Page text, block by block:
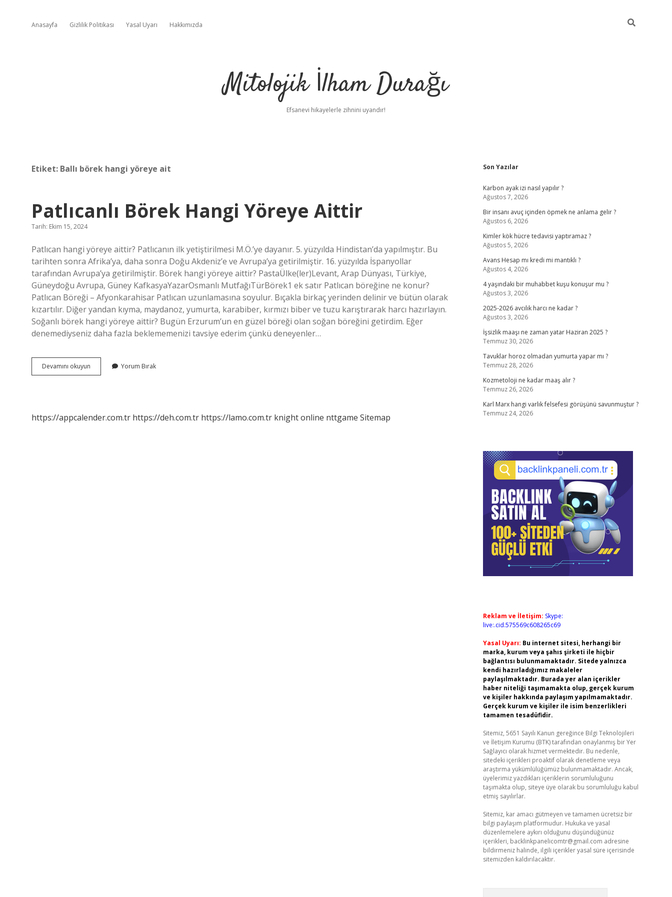
Anasayfa Gizlilik Politikası Yasal Uyarı Hakkımızda
Mitolojik İlham Durağı
Efsanevi hikayelerle zihnini uyandır!
Etiket: Ballı börek hangi yöreye ait
Patlıcanlı Börek Hangi Yöreye Aittir
Tarih: Ekim 15, 2024
Patlıcan hangi yöreye aittir? Patlıcanın ilk yetiştirilmesi M.Ö.’ye dayanır. 5. yüzyılda Hindistan’da yapılmıştır. Bu
tarihten sonra Afrika’ya, daha sonra Doğu Akdeniz’e ve Avrupa’ya getirilmiştir. 16. yüzyılda İspanyollar
tarafından Avrupa’ya getirilmiştir. Börek hangi yöreye aittir? PastaÜlke(ler)Levant, Arap Dünyası, Türkiye,
Güneydoğu Avrupa, Güney KafkasyaYazarOsmanlı MutfağıTürBörek1 ek satır Patlıcan böreğine ne konur?
Patlıcan Böreği – Afyonkarahisar Patlıcan uzunlamasına soyulur. Bıçakla birkaç yerinden delinir ve bütün olarak
kızartılır. Diğer yandan kıyma, maydanoz, yumurta, karabiber, kırmızı biber ve tuzu karıştırarak harcı hazırlayın.
Soğanlı börek hangi yöreye aittir? Bugün Erzurum’un en güzel böreği olan soğan böreğini getirdim. Eğer
denemediyseniz daha fazla beklememenizi tavsiye ederim çünkü deneyenler…
Devamını okuyun Patlıcanlı
Börek
Yorum Bırak
https://appcalender.com.tr https://deh.com.tr https://lamo.com.tr knight online nttgame Sitemap
Sidebar
Son Yazılar
Karbon ayak izi nasıl yapılır ?
Ağustos 7, 2026
Bir insanı avuç içinden öpmek ne anlama gelir ?
Ağustos 6, 2026
Kimler kök hücre tedavisi yaptıramaz ?
Ağustos 5, 2026
Avans Hesap mı kredi mi mantıklı ?
Ağustos 4, 2026
4 yaşındaki bir muhabbet kuşu konuşur mu ?
Ağustos 3, 2026
2025-2026 avcılık harcı ne kadar ?
Ağustos 3, 2026
İşsizlik maaşı ne zaman yatar Haziran 2025 ?
Temmuz 30, 2026
Tavuklar horoz olmadan yumurta yapar mı ?
Temmuz 28, 2026
Kozmetoloji ne kadar maaş alır ?
Temmuz 26, 2026
Karl Marx hangi varlık felsefesi görüşünü savunmuştur ?
Temmuz 24, 2026
Reklam ve İletişim: Skype:
live:.cid.575569c608265c69
Yasal Uyarı: Bu internet sitesi, herhangi bir
marka, kurum veya şahıs şirketi ile hiçbir
bağlantısı bulunmamaktadır. Sitede yalnızca
kendi hazırladığımız makaleler
paylaşılmaktadır. Burada yer alan içerikler
haber niteliği taşımamakta olup, gerçek kurum
ve kişiler hakkında paylaşım yapılmamaktadır.
Gerçek kurum ve kişiler ile isim benzerlikleri
tamamen tesadüfidir.
Sitemiz, 5651 Sayılı Kanun gereğince Bilgi Teknolojileri
ve İletişim Kurumu (BTK) tarafından onaylanmış bir Yer
Sağlayıcı olarak hizmet vermektedir. Bu nedenle,
sitedeki içerikleri proaktif olarak denetleme veya
araştırma yükümlülüğümüz bulunmamaktadır. Ancak,
üyelerimiz yazdıkları içeriklerin sorumluluğunu
taşımakta olup, siteye üye olarak bu sorumluluğu kabul
etmiş sayılırlar.
Sitemiz, kar amacı gütmeyen ve tamamen ücretsiz bir
bilgi paylaşım platformudur. Hukuka ve yasal
düzenlemelere aykırı olduğunu düşündüğünüz
içerikleri, backlinkpanelicomtr@gmail.com adresine
bildirmeniz halinde, ilgili içerikler yasal süre içerisinde
sitemizden kaldırılacaktır.